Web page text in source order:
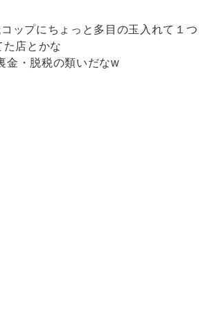
ップにちょっと多目の玉入れて１つ
店とかな
金・脱税の類いだなw